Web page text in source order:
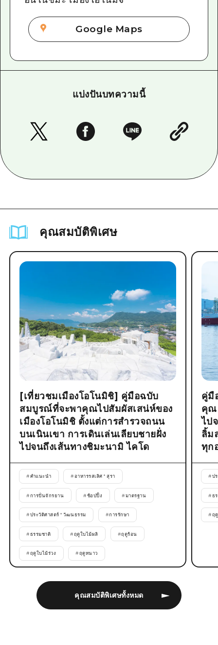
Google Maps
แบ่งปันบทความนี้
คุณสมบัติพิเศษ
คุณสมบัติพิเศษทั้งหมด
[เที่ยวชมเมืองโอโนมิชิ] คู่มือฉบับ
สมบูรณ์ที่จะพาคุณไปสัมผัสเสน่ห์ของ
เมืองโอโนมิชิ ตั้งแต่การสำรวจถนน
บนเนินเขา การเดินเล่นเลียบชายฝั่ง
ไปจนถึงเส้นทางชิมะนามิ ไคโด
#คำแนะนำ # อาหารรสเลิศ * สุรา
#การปั่นจักรยาน #ช้อปปิ้ง #มาตรฐาน
#ประวัติศาสตร์ * วัฒนธรรม #การรักษา
#ธรรมชาติ #ฤดูใบไม้ผลิ #ฤดูร้อน
#ฤดูใบไม้ร่วง #ฤดูหนาว
คู่มื
คุณ
ไป
ลิ้ม
ทุก
#ป
#ธ
#ฤ